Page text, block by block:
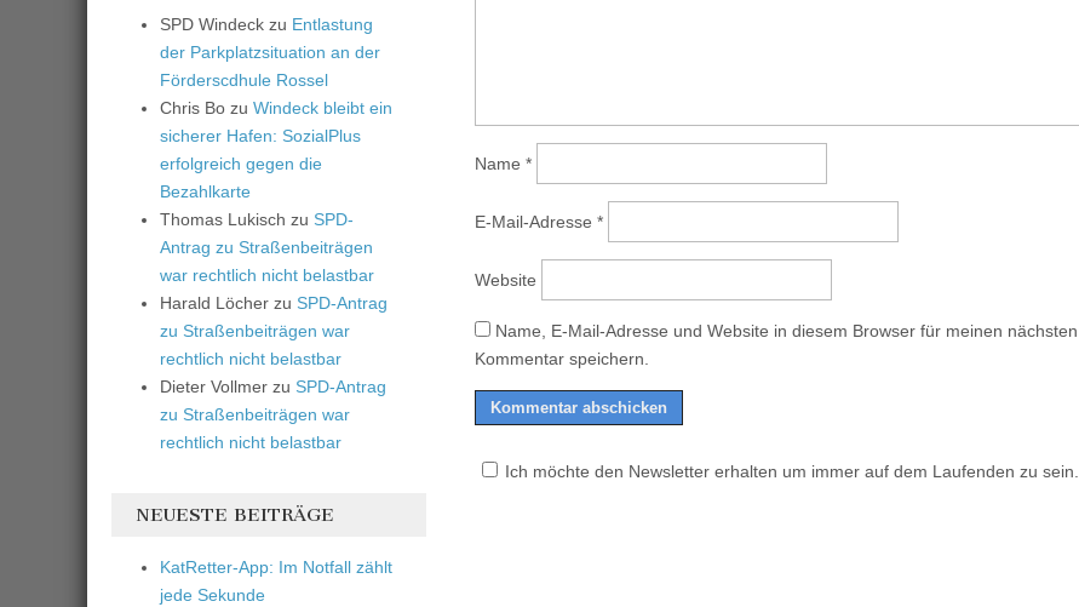
Name *
E-Mail-Adresse *
Website
Name, E-Mail-Adresse und Website in diesem Browser für meinen nächsten
Kommentar speichern.
Ich möchte den Newsletter erhalten um immer auf dem Laufenden zu sein.
SPD Windeck zu Entlastung
der Parkplatzsituation an der
Förderscdhule Rossel
Chris Bo zu Windeck bleibt ein
sicherer Hafen: SozialPlus
erfolgreich gegen die
Bezahlkarte
Thomas Lukisch zu SPD-
Antrag zu Straßenbeiträgen
war rechtlich nicht belastbar
Harald Löcher zu SPD-Antrag
zu Straßenbeiträgen war
rechtlich nicht belastbar
Dieter Vollmer zu SPD-Antrag
zu Straßenbeiträgen war
rechtlich nicht belastbar
NEUESTE BEITRÄGE
KatRetter-App: Im Notfall zählt
jede Sekunde